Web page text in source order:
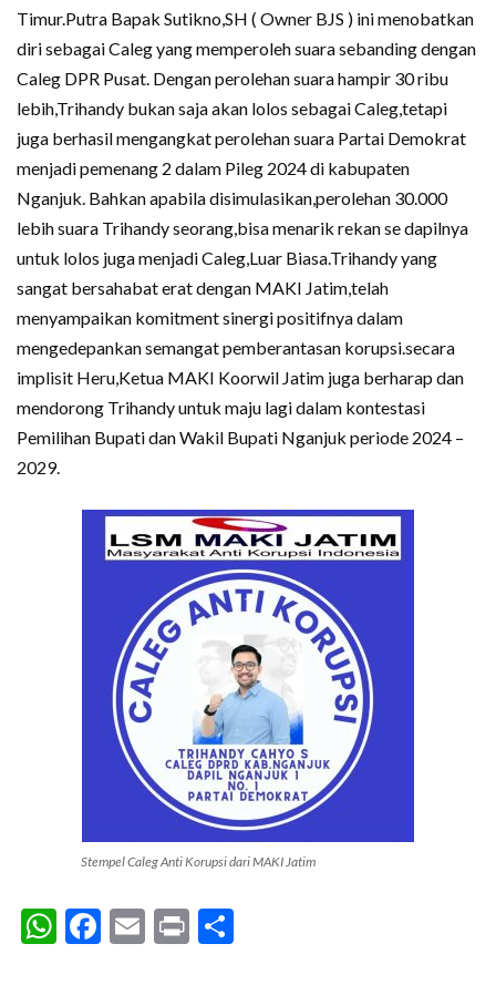
Timur.Putra Bapak Sutikno,SH ( Owner BJS ) ini menobatkan
diri sebagai Caleg yang memperoleh suara sebanding dengan
Caleg DPR Pusat. Dengan perolehan suara hampir 30 ribu
lebih,Trihandy bukan saja akan lolos sebagai Caleg,tetapi
juga berhasil mengangkat perolehan suara Partai Demokrat
menjadi pemenang 2 dalam Pileg 2024 di kabupaten
Nganjuk. Bahkan apabila disimulasikan,perolehan 30.000
lebih suara Trihandy seorang,bisa menarik rekan se dapilnya
untuk lolos juga menjadi Caleg,Luar Biasa.Trihandy yang
sangat bersahabat erat dengan MAKI Jatim,telah
menyampaikan komitment sinergi positifnya dalam
mengedepankan semangat pemberantasan korupsi.secara
implisit Heru,Ketua MAKI Koorwil Jatim juga berharap dan
mendorong Trihandy untuk maju lagi dalam kontestasi
Pemilihan Bupati dan Wakil Bupati Nganjuk periode 2024 –
2029.
Stempel Caleg Anti Korupsi dari MAKI Jatim
WhatsApp
Facebook
Email
Print